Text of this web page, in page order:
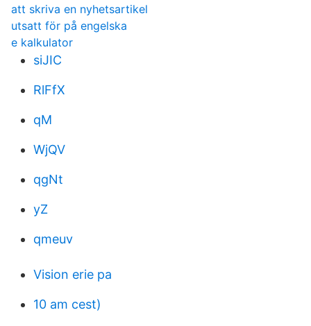
att skriva en nyhetsartikel
utsatt för på engelska
e kalkulator
siJIC
RlFfX
qM
WjQV
qgNt
yZ
qmeuv
Vision erie pa
10 am cest)